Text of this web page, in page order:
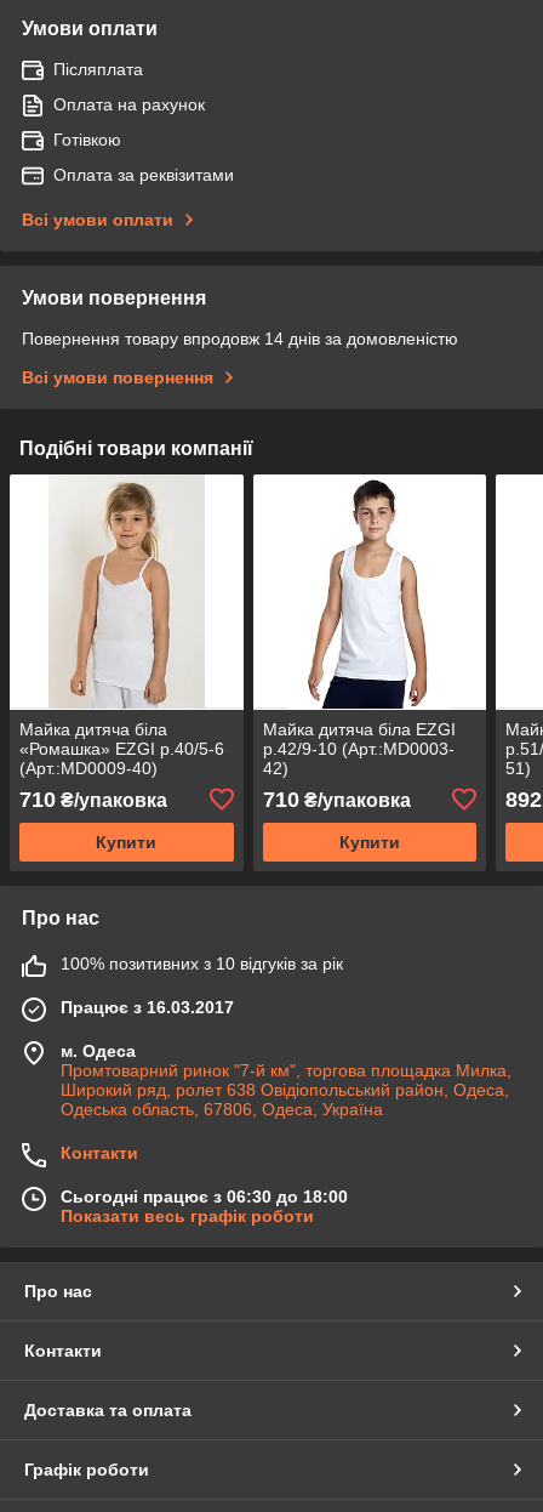
Умови оплати
Післяплата
Оплата на рахунок
Готівкою
Оплата за реквізитами
Всі умови оплати
Умови повернення
Повернення товару впродовж 14 днів за домовленістю
Всі умови повернення
Подібні товари компанії
Майка дитяча біла
«Ромашка» EZGI р.40/5-6
(Арт.:MD0009-40)
710 ₴/упаковка
Купити
Майка дитяча біла EZGI
р.42/9-10 (Арт.:MD0003-
42)
710₴/упаковка
Купити
51)
892
Про нас
100% позитивних з 10 відгуків за рік
Працює з 16.03.2017
м. Одеса
Промтоварний ринок "7-й км", торгова площадка Милка,
Широкий ряд, ролет 638 Овідіопольський район, Одеса,
Одеська область, 67806, Одеса, Україна
Контакти
Сьогодні працює з 06:30 до 18:00
Показати весь графік роботи
Про нас
Контакти
Доставка та оплата
Графік роботи